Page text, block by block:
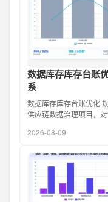
数据库存库存台账
系
数据库存库存台账优化
供应链数据治理项目，
2026-08-09